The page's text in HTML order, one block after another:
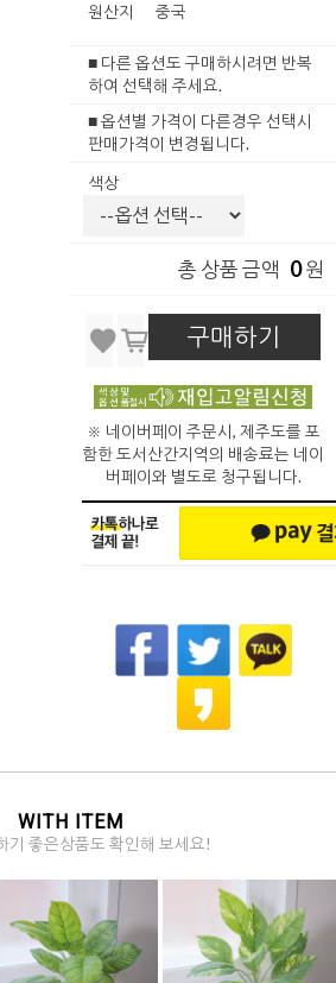
원산지 중국
■ 다른 옵션도 구매하시려면 반복
하여 선택해 주세요.
■ 옵션별 가격이 다른경우 선택시
판매가격이 변경됩니다.
색상
총 상품 금액 0원
구매하기
※ 네이버페이 주문시, 제주도를 포
함한 도서산간지역의 배송료는 네이
버페이와 별도로 청구됩니다.
WITH ITEM
기 좋은상품도 확인해 보세요!